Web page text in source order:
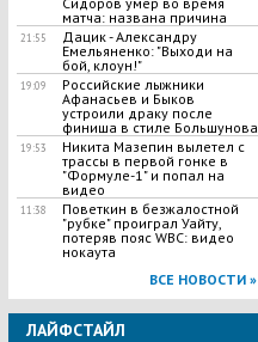
матча: названа причина
21:55
Дацик - Александру
Емельяненко: "Выходи на
бой, клоун!"
19:09
Российские лыжники
Афанасьев и Быков
устроили драку после
финиша в стиле Большунова
19:53
Никита Мазепин вылетел с
трассы в первой гонке в
"Формуле-1" и попал на
видео
11:38
Поветкин в безжалостной
"рубке" проиграл Уайту,
потеряв пояс WBC: видео
нокаута
ВСЕ НОВОСТИ »
ЛАЙФСТАЙЛ